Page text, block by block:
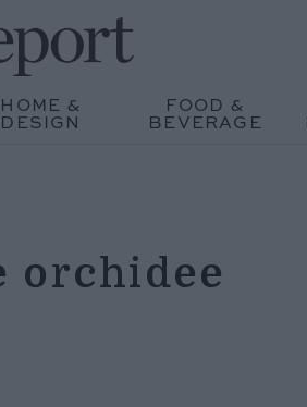
HOME &
DESIGN
FOOD &
BEVERAGE
orchidee